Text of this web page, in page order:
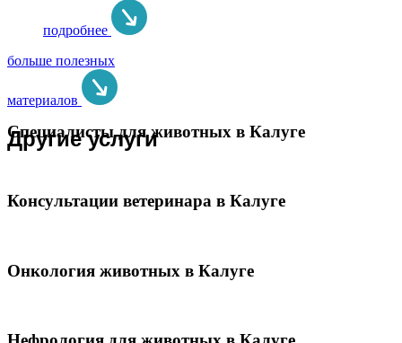
подробнее
больше полезных
материалов
Другие услуги
Специалисты для животных в Калуге
Консультации ветеринара в Калуге
Онкология животных в Калуге